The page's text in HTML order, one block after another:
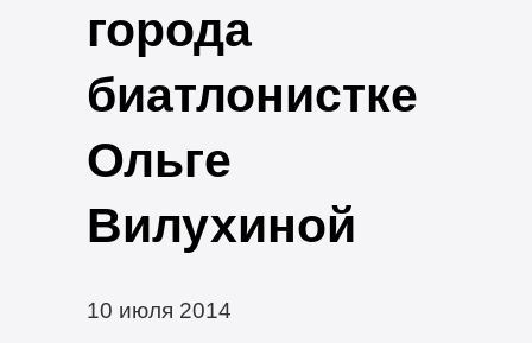
города
биатлонистке
Ольге
Вилухиной
10 июля 2014